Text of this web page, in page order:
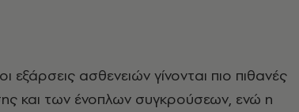
εξάρσεις ασθενειών γίνονται πιο πιθανές
και των ένοπλων συγκρούσεων, ενώ η